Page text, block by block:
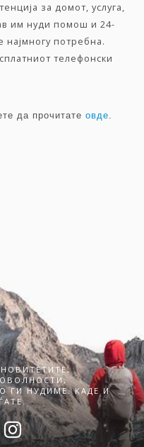
за домот, услуга,
им нуди помош и 24-
најмногу потребна.
телефонски
да прочитате овде.
ГИ НУДИМЕ. КАДЕ И